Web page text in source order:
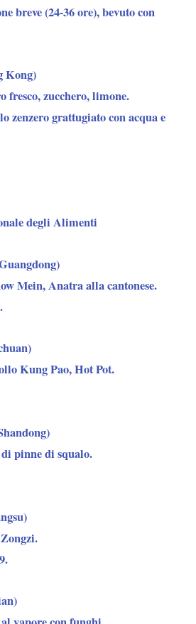
breve (24-36 ore), bevuto con
Kong)
fresco, zucchero, limone.
zenzero grattugiato con acqua e
degli Alimenti
Mein, Anatra alla cantonese.
Kung Pao, Hot Pot.
pinne di squalo.